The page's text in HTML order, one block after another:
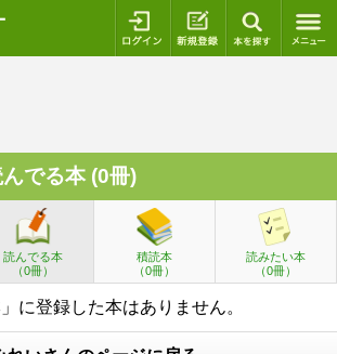
ログイン 新規登録
でる本 (0冊)
読んでる本
（0冊）
積読本
（0冊）
読みたい本
（0冊）
に登録した本はありません。